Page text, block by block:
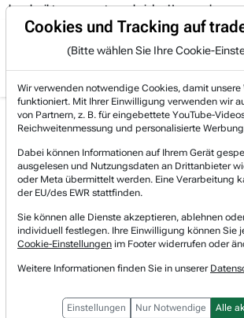
es ganz gut, was bei den Hyperscalern
Gratis Account Login
Jetzt registrieren und gratis
Bereits bei TraderFox registriert? Jetzt
Home Lists & Rankings
Akkumulation
AeroVironment - Drohnenhersteller profitiert
AeroVironment
Drohnenhersteller
von steigenden
Cookies und Tracking auf
(Bitte wählen Sie Ihre Cookie-
Wir verwenden notwendige Cookies, damit
funktioniert. Mit Ihrer Einwilligung verwenden wir
von Partnern, z. B. für eingebettete YouTube-
Reichweitenmessung und personalisierte
Dabei können Informationen auf Ihrem Gerät
ausgelesen und Nutzungsdaten an Drittanbieter
oder Meta übermittelt werden. Eine Verarbeitung
der EU/des EWR stattfinden.
Sie können alle Dienste akzeptieren, ablehnen
individuell festlegen. Ihre Einwilligung können Sie
Cookie-Einstellungen im Footer widerrufen oder
Weitere Informationen finden Sie in unserer
Einstellungen Nur Notwendige Alle